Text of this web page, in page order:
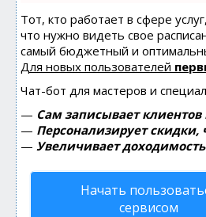
Тот, кто работает в сфере
что нужно видеть свое
самый бюджетный и
Для новых пользователей
Чат-бот для мастеров и
— Сам записывает
— Персонализирует
— Увеличивает
Начать
сервисом